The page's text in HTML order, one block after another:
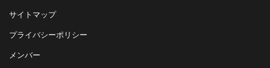
サイトマップ
プライバシーポリシー
メンバー